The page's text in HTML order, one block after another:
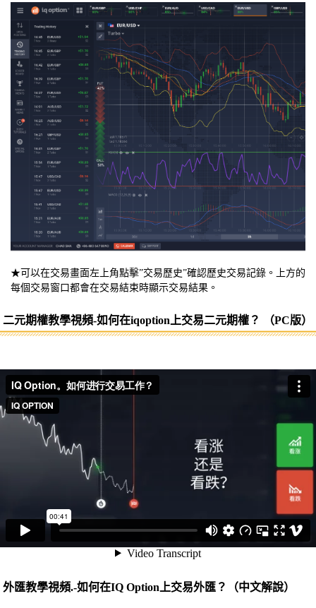
★可以在交易畫面左上角點擊”交易歷史”確認歷史交易記錄。上方的
每個交易窗口都會在交易結束時顯示交易結果。
二元期權教學視頻-如何在iqoption上交易二元期權？ （PC版）
外匯教學視頻.-如何在IQ Option上交易外匯？（中文解說）